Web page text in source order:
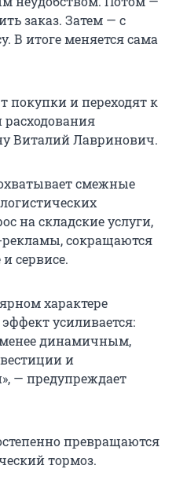
заказ. Затем — с
В итоге меняется сама
и переходят к
расходования
Виталий Лавринович.
смежные
на складские услуги,
сокращаются
сервисе.
характере
усиливается:
динамичным,
и
— предупреждает
превращаются
тормоз.